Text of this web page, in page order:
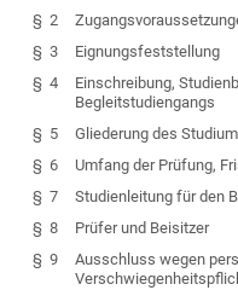
§ 2
§ 3
Eignungsfeststellung
§ 4
Einschreibung,
Begleitstudiengangs
§ 5
Gliederung des
§ 6
Umfang der Prüfung,
§ 7
Studienleitung für den
§ 8
Prüfer und Beisitzer
§ 9
Ausschluss wegen